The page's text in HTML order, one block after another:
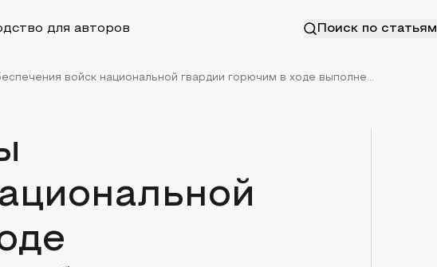
для авторов Поиск по статьям
войск национальной гвардии горючим в ходе выполне...